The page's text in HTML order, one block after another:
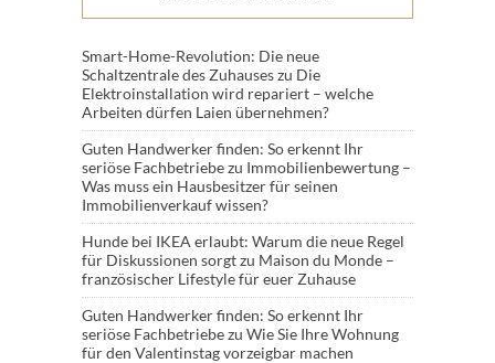
Smart-Home-Revolution: Die neue
Schaltzentrale des Zuhauseszu Die
Elektroinstallation wird repariert – welche
Arbeiten dürfen Laien übernehmen?
Guten Handwerker finden: So erkennt Ihr
seriöse Fachbetriebezu Immobilienbewertung –
Was muss ein Hausbesitzer für seinen
Immobilienverkauf wissen?
Hunde bei IKEA erlaubt: Warum die neue Regel
für Diskussionen sorgtzu Maison du Monde –
französischer Lifestyle für euer Zuhause
Guten Handwerker finden: So erkennt Ihr
seriöse Fachbetriebezu Wie Sie Ihre Wohnung
für den Valentinstag vorzeigbar machen